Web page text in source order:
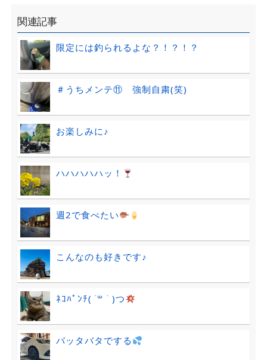
関連記事
限定には釣られるよな？！？！？
＃うちメンテ⑪ 強制自粛(笑)
お楽しみに♪
ハハハハハッ！
週2で食べたい
こんなのも好きです♪
ﾈｺﾊﾟﾝﾁ( ˙꒳ ˙ )つ
バッタバタでする